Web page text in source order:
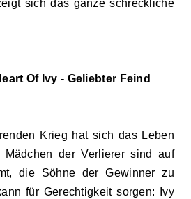
sich das ganze schreckliche
Of Ivy - Geliebter Feind
Krieg hat sich das Leben
der Verlierer sind auf
die Söhne der Gewinner zu
für Gerechtigkeit sorgen: Ivy